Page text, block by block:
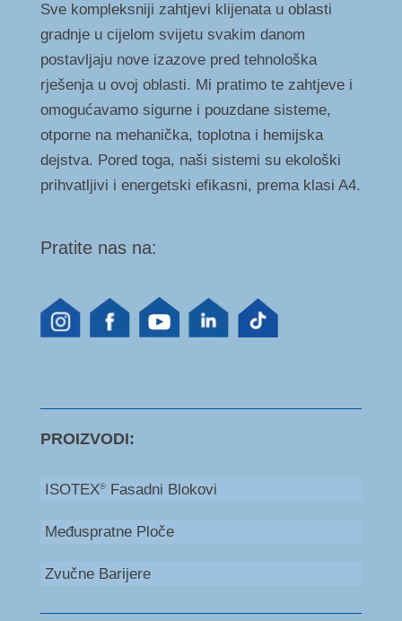
Sve kompleksniji zahtjevi klijenata u oblasti
gradnje u cijelom svijetu svakim danom
postavljaju nove izazove pred tehnološka
rješenja u ovoj oblasti. Mi pratimo te zahtjeve i
omogućavamo sigurne i pouzdane sisteme,
otporne na mehanička, toplotna i hemijska
dejstva. Pored toga, naši sistemi su ekološki
prihvatljivi i energetski efikasni, prema klasi A4.
Pratite nas na:
PROIZVODI:
ISOTEX®Fasadni Blokovi
Međuspratne Ploče
Zvučne Barijere